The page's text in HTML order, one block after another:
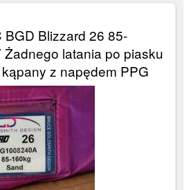
BGD Blizzard 26 85-
Żadnego latania po piasku
z napędem PPG